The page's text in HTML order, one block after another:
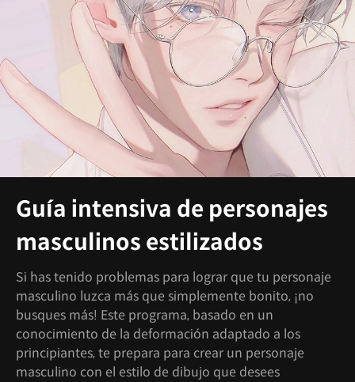
Guía intensiva de personajes
masculinos estilizados
Si has tenido problemas para lograr que tu personaje
masculino luzca más que simplemente bonito, ¡no
busques más! Este programa, basado en un
conocimiento de la deformación adaptado a los
principiantes, te prepara para crear un personaje
masculino con el estilo de dibujo que desees